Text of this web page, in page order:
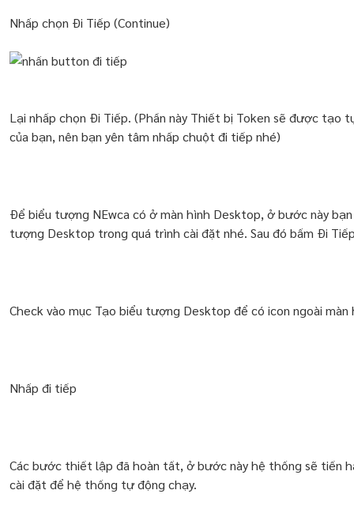
Nhấp chọn Đi Tiếp (Continue)
Lại nhấp chọn Đi Tiếp. (Phần này Thiết bị Token sẽ được tạo
của bạn, nên bạn yên tâm nhấp chuột đi tiếp nhé)
Để biểu tượng NEwca có ở màn hình Desktop, ở bước này
tượng Desktop trong quá trình cài đặt nhé. Sau đó bấm Đi
Check vào mục Tạo biểu tượng Desktop để có icon ngoài màn
Nhấp đi tiếp
Các bước thiết lập đã hoàn tất, ở bước này hệ thống sẽ tiến
cài đặt để hệ thống tự động chạy.